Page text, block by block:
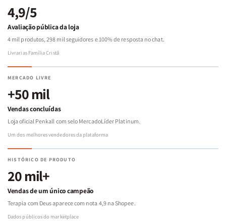
4,9/5
Avaliação pública da loja
4 mil produtos, 298 mil seguidores e 100% de resposta no chat.
Livrarias Família Cristã
MERCADO LIVRE
+50 mil
Vendas concluídas
Loja oficial Penkall com selo MercadoLíder Platinum.
Um dos melhores vendedores da plataforma
HISTÓRICO DE PRODUTO
20 mil+
Vendas de um único campeão
Terapia com Deus aparece com nota 4,9 na Shopee.
Dados públicos do marketplace